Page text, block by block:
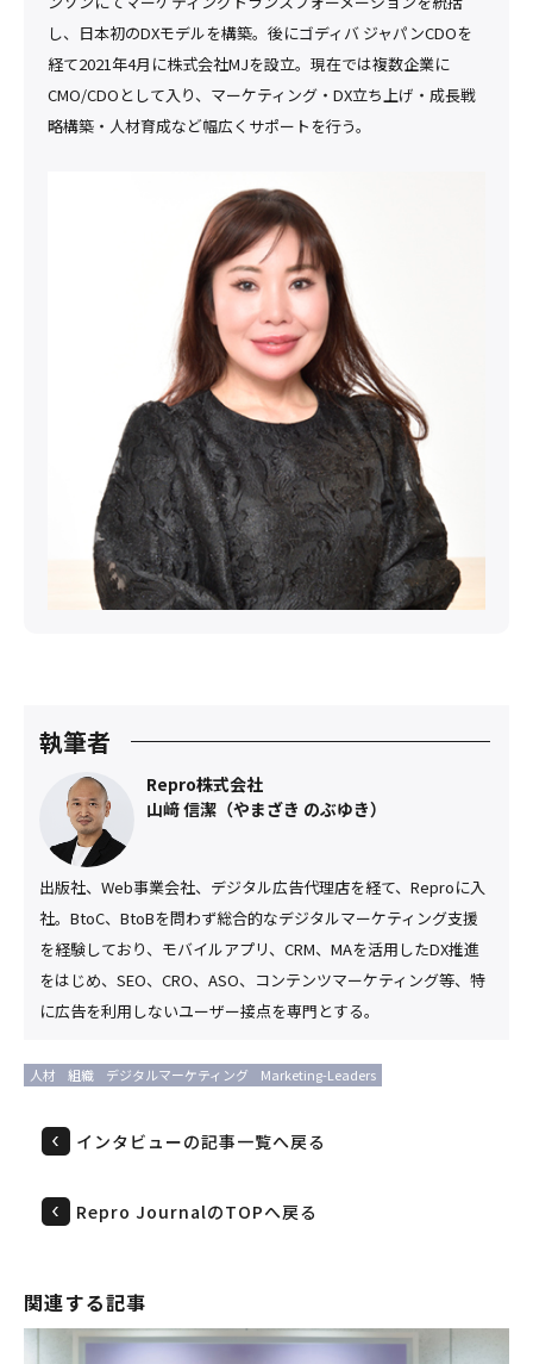
し、日本初のDXモデルを構築。後にゴディバ ジャパンCDOを
経て2021年4月に株式会社MJを設立。現在では複数企業に
CMO/CDOとして入り、マーケティング・DX立ち上げ・成長戦
略構築・人材育成など幅広くサポートを行う。
執筆者
Repro株式会社
山﨑 信潔（やまざき のぶゆき）
出版社、Web事業会社、デジタル広告代理店を経て、Reproに入
社。BtoC、BtoBを問わず総合的なデジタルマーケティング支援
を経験しており、モバイルアプリ、CRM、MAを活用したDX推進
をはじめ、SEO、CRO、ASO、コンテンツマーケティング等、特
に広告を利用しないユーザー接点を専門とする。
人材 組織 デジタルマーケティング Marketing-Leaders
インタビューの記事一覧へ戻る
Repro JournalのTOPへ戻る
関連する記事